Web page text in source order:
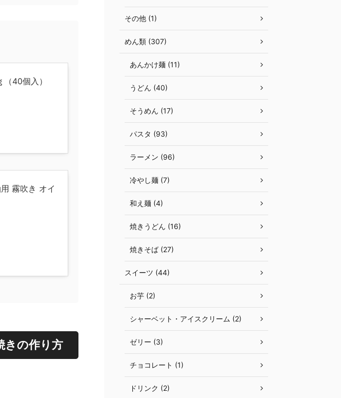
40個入）
霧吹き オイ
きの作り方
その他 (1)
めん類 (307)
あんかけ麺 (11)
うどん (40)
そうめん (17)
パスタ (93)
ラーメン (96)
冷やし麺 (7)
和え麺 (4)
焼きうどん (16)
焼きそば (27)
スイーツ (44)
お芋 (2)
シャーベット・アイスクリーム (2)
ゼリー (3)
チョコレート (1)
ドリンク (2)